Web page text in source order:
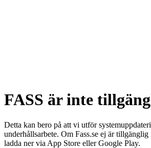
FASS är inte
Detta kan bero på att vi utför
underhållsarbete. Om Fass.se ej är tillgänglig
ladda ner via App Store eller Google Play.